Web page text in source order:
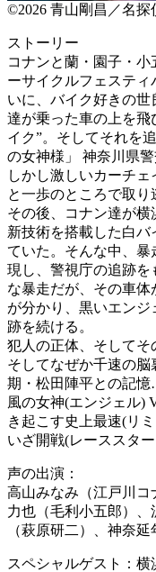
©2026 青山剛昌／名探
ストーリー
コナンと蘭・園子・
ーサイクルフェステ
いに、バイク好きの
達が乗った車の上を飛
イク”。そしてそれを
の女神様」 神奈川県
しかし激しいカーチ
と一歩のところで取り
その後、コナン達が
新技術を搭載した白
ていた。そんな中、暴
現し、警視庁の追跡を
な暴走だが、その車体
が分かり、黒いエン
跡を続ける。
犯人の正体、そして
そしてなぜか千速の脳
期・松田陣平との記
風の女神(エンジェル)
き起こす史上最速(リ
いざ開戦(レーススター
声の出演：
高山みなみ（江戸川
力也（毛利小五郎）
（萩原研二）、神奈延
スペシャルゲスト：